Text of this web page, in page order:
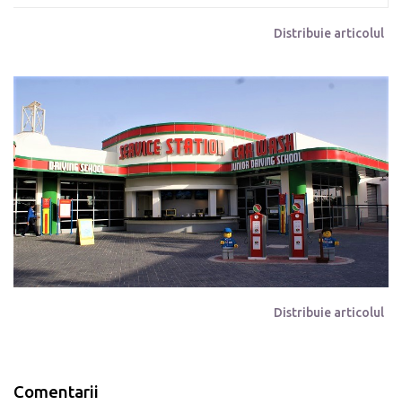
Distribuie articolul
Distribuie articolul
Comentarii